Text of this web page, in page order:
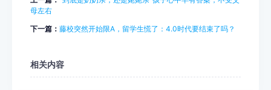
母左右
下一篇： 藤校突然开始限A，留学生慌了：4.0时代要结束了吗？
相关内容